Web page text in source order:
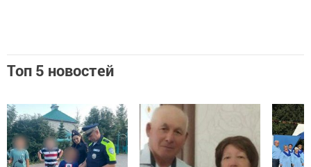
Топ 5 новостей